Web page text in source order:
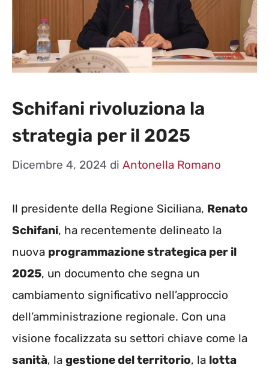
Schifani rivoluziona la
strategia per il 2025
Dicembre 4, 2024 di Antonella Romano
Il presidente della Regione Siciliana, Renato
Schifani, ha recentemente delineato la
nuova programmazione strategica per il
2025, un documento che segna un
cambiamento significativo nell’approccio
dell’amministrazione regionale. Con una
visione focalizzata su settori chiave come la
sanità, la gestione del territorio, la lotta